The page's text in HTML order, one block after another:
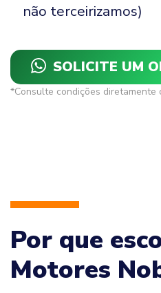
não terceirizamos)
SOLICITE UM
*Consulte condições diretamente
Por que
Motores